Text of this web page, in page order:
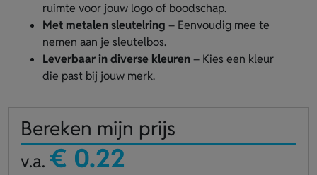
ruimte voor jouw logo of boodschap.
Met metalen sleutelring – Eenvoudig mee te
nemen aan je sleutelbos.
Leverbaar in diverse kleuren– Kies een kleur
die past bij jouw merk.
Bereken mijn prijs
v.a. € 0.22